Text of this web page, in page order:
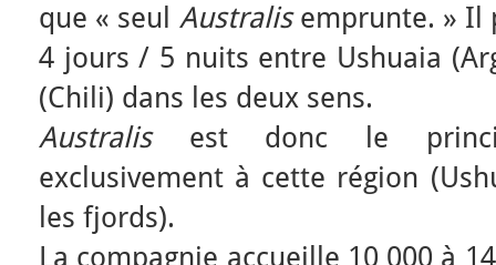
que « seul Australisemprunte. » Il
4 jours / 5 nuits entre Ushuaia
(Chili) dans les deux sens.
Australis est donc le
exclusivement à cette région
les fjords).
La compagnie accueille 10 000 à